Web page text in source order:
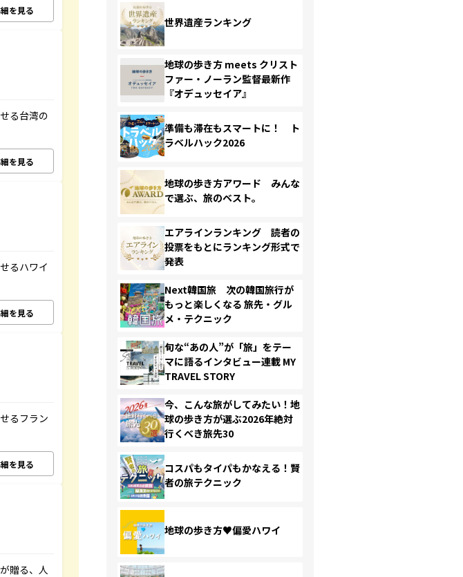
を見る
る台湾の
を見る
るハワイ
を見る
るフラン
を見る
贈る、人
世界遺産ランキング
地球の歩き方 meets クリスト
ファー・ノーラン監督最新作
『オデュッセイア』
準備も滞在もスマートに！ ト
ラベルハック2026
地球の歩き方アワード みんな
で選ぶ、旅のベスト。
エアラインランキング 読者の
投票をもとにランキング形式で
発表
Next韓国旅 次の韓国旅行が
もっと楽しくなる 旅先・グル
メ・テクニック
旬な“あの人”が「旅」をテー
マに語るインタビュー連載 MY
TRAVEL STORY
今、こんな旅がしてみたい！地
球の歩き方が選ぶ2026年絶対
行くべき旅先30
コスパもタイパもかなえる！賢
者の旅テクニック
地球の歩き方♥偏愛ハワイ